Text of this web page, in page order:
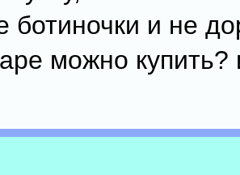
ботиночки и не
можно купить?